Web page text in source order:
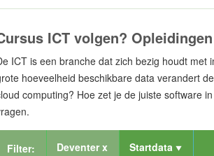
ICT volgen?
ICT is een branche dat zich bezig houdt
hoeveelheid beschikbare data verandert
computing? Hoe zet je de juiste software
Filter: Deventer x Startdata